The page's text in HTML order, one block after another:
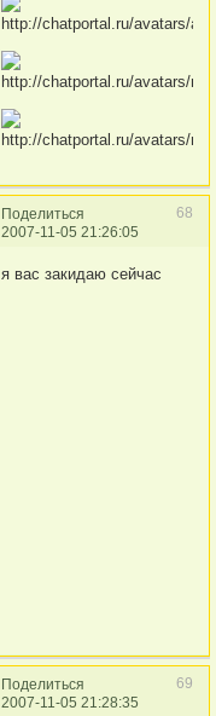
Поделиться
68
2007-11-05 21:26:05
я вас закидаю сейчас
Поделиться
69
2007-11-05 21:28:35